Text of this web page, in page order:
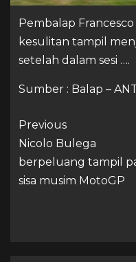
Pembalap
kesulitan tampil
setelah dalam sesi ….
Sumber : Balap –
Previous
Nicolo Bulega
berpeluang tampil
sisa musim MotoGP